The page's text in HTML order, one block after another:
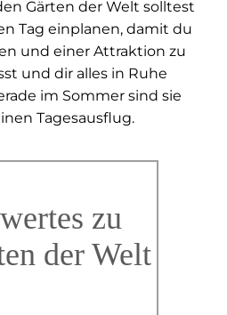
Gärten der Welt solltest
Tag einplanen, damit du
und einer Attraktion zu
und dir alles in Ruhe
im Sommer sind sie
Tagesausflug.
zu
der Welt